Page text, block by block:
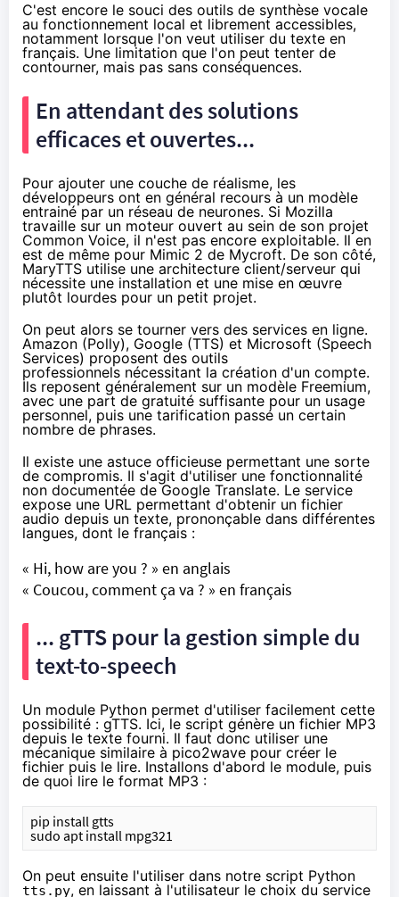
C'est encore le souci des outils de synthèse vocale
au fonctionnement local et librement accessibles,
notamment lorsque l'on veut utiliser du texte en
français. Une limitation que l'on peut tenter de
contourner, mais pas sans conséquences.
En attendant des solutions
efficaces et ouvertes...
Pour ajouter une couche de réalisme, les
développeurs ont en général recours à un modèle
entrainé par un réseau de neurones. Si Mozilla
travaille sur un moteur ouvert au sein de son projet
Common Voice, il n'est pas encore exploitable. Il en
est de même pour Mimic 2 de Mycroft. De son côté,
MaryTTS utilise une architecture client/serveur qui
nécessite une installation et une mise en œuvre
plutôt lourdes pour un petit projet.
On peut alors se tourner vers des services en ligne.
Amazon (Polly), Google (TTS) et Microsoft (Speech
Services) proposent des outils
professionnels nécessitant la création d'un compte.
Ils reposent généralement sur un modèle Freemium,
avec une part de gratuité suffisante pour un usage
personnel, puis une tarification passé un certain
nombre de phrases.
Il existe une astuce officieuse permettant une sorte
de compromis. Il s'agit d'utiliser une fonctionnalité
non documentée de Google Translate. Le service
expose une URL permettant d'obtenir un fichier
audio depuis un texte, prononçable dans différentes
langues, dont le français :
« Hi, how are you ? » en anglais
« Coucou, comment ça va ? » en français
... gTTS pour la gestion simple du
text-to-speech
Un module Python permet d'utiliser facilement cette
possibilité : gTTS. Ici, le script génère un fichier MP3
depuis le texte fourni. Il faut donc utiliser une
mécanique similaire à pico2wave pour créer le
fichier puis le lire. Installons d'abord le module, puis
de quoi lire le format MP3 :
pip install gtts
sudo apt install mpg321
On peut ensuite l'utiliser dans notre script Python
tts.py, en laissant à l'utilisateur le choix du service